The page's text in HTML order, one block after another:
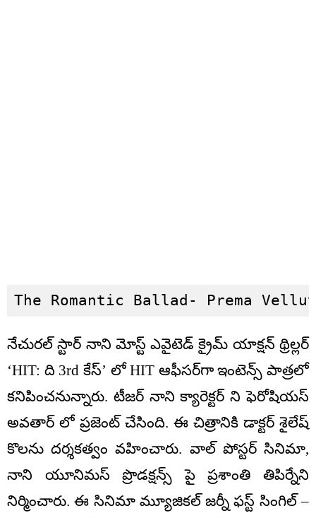
The Romantic Ballad- Prema
నేచురల్ స్టార్ నాని మోస్ట్ ఎవైటెడ్ క్రైమ్ యాక్షన్ థ్రిల్లర్
‘HIT: ది 3rd కేస్‌’ లో HIT ఆఫీసర్‌గా ఇంటెన్స్ పాత్రలో
కనిపించనున్నారు. టీజర్ నాని క్యారెక్టర్ ని ఫెరోషియస్
అవతార్ లో ప్రజెంట్ చేసింది. ఈ చిత్రానికి డాక్టర్ శైలేష్
కొలను దర్శకత్వం వహించారు. వాల్ పోస్టర్ సినిమా,
నాని యూనిమస్ ప్రొడక్షన్స్ పై ప్రశాంతి తిపిర్నేని
నిర్మించారు. ఈ సినిమా మ్యూజికల్ జర్నీ ఫస్ట్ సింగిల్ –